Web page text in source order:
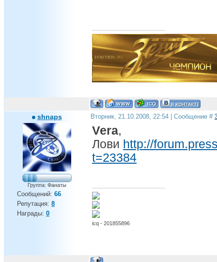
shnaps
Группа: Фанаты
Сообщений: 66
Репутация: 8
Награды: 0
Вторник, 21.10.2008, 22:54 | Сообщение #
Vera,
Лови http://
t=23384
icq - 201855896